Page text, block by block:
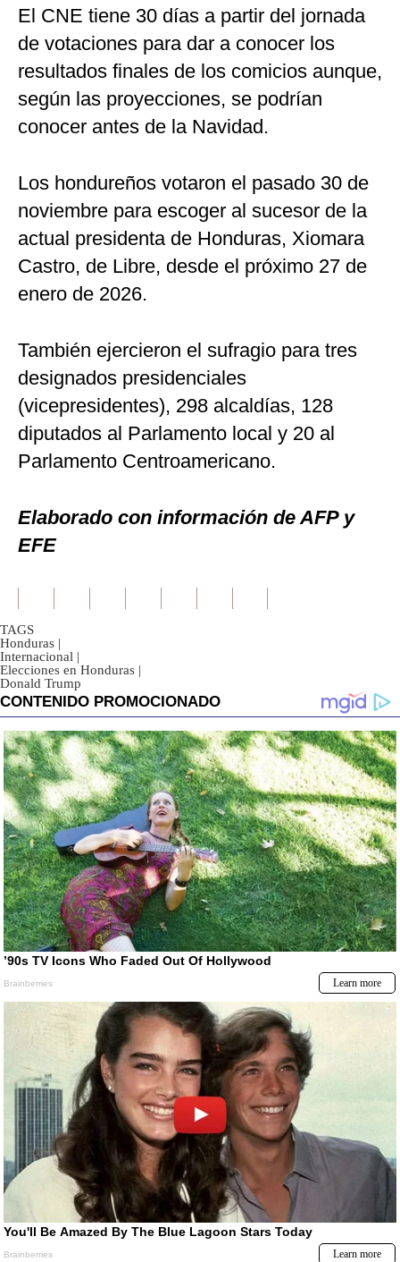
El CNE tiene 30 días a partir del jornada
de votaciones para dar a conocer los
resultados finales de los comicios aunque,
según las proyecciones, se podrían
conocer antes de la Navidad.
Los hondureños votaron el pasado 30 de
noviembre para escoger al sucesor de la
actual presidenta de Honduras, Xiomara
Castro, de Libre, desde el próximo 27 de
enero de 2026.
También ejercieron el sufragio para tres
designados presidenciales
(vicepresidentes), 298 alcaldías, 128
diputados al Parlamento local y 20 al
Parlamento Centroamericano.
Elaborado con información de AFP y
EFE
TAGS
Honduras |
Internacional |
Elecciones en Honduras |
Donald Trump